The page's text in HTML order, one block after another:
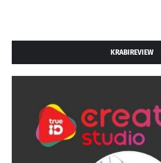
KRABIREVIEW